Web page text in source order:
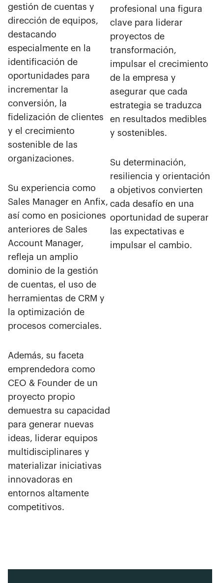
gestión de cuentas y
dirección de equipos,
destacando
especialmente en la
identificación de
oportunidades para
incrementar la
conversión, la
fidelización de clientes
y el crecimiento
sostenible de las
organizaciones.
Su experiencia como
Sales Manager en Anfix,
así como en posiciones
anteriores de Sales
Account Manager,
refleja un amplio
dominio de la gestión
de cuentas, el uso de
herramientas de CRM y
la optimización de
procesos comerciales.
Además, su faceta
emprendedora como
CEO & Founder de un
proyecto propio
demuestra su capacidad
para generar nuevas
ideas, liderar equipos
multidisciplinares y
materializar iniciativas
innovadoras en
entornos altamente
competitivos.
profesional una figura
clave para liderar
proyectos de
transformación,
impulsar el crecimiento
de la empresa y
asegurar que cada
estrategia se traduzca
en resultados medibles
y sostenibles.
Su determinación,
resiliencia y orientación
a objetivos convierten
cada desafío en una
oportunidad de superar
las expectativas e
impulsar el cambio.